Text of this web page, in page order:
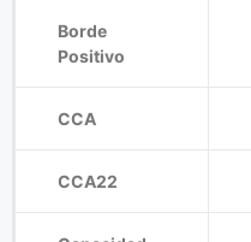
Borde
Positivo
CCA
CCA22